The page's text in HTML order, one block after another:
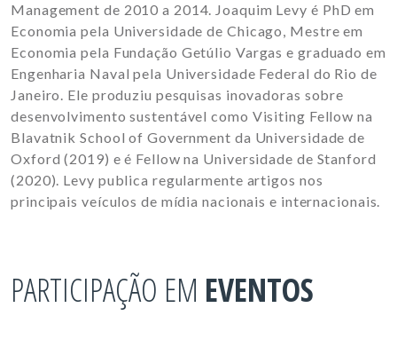
Management de 2010 a 2014. Joaquim Levy é PhD em
Economia pela Universidade de Chicago, Mestre em
Economia pela Fundação Getúlio Vargas e graduado em
Engenharia Naval pela Universidade Federal do Rio de
Janeiro. Ele produziu pesquisas inovadoras sobre
desenvolvimento sustentável como Visiting Fellow na
Blavatnik School of Government da Universidade de
Oxford (2019) e é Fellow na Universidade de Stanford
(2020). Levy publica regularmente artigos nos
principais veículos de mídia nacionais e internacionais.
PARTICIPAÇÃO EM EVENTOS